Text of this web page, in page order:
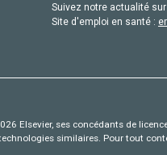
Suivez notre actualité
Site d'emploi en santé :
Elsevier, ses concédants de
similaires. Pour tout